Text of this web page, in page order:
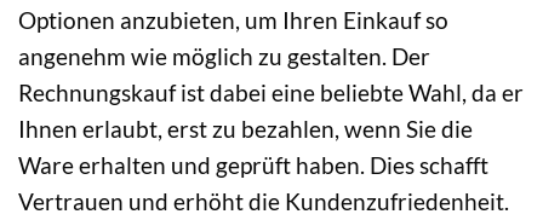
Optionen anzubieten, um Ihren Einkauf so
angenehm wie möglich zu gestalten. Der
Rechnungskauf ist dabei eine beliebte Wahl, da er
Ihnen erlaubt, erst zu bezahlen, wenn Sie die
Ware erhalten und geprüft haben. Dies schafft
Vertrauen und erhöht die Kundenzufriedenheit.